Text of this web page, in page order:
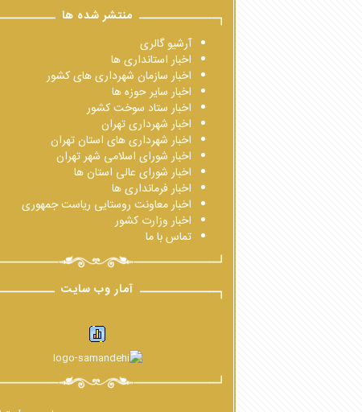
منتشر شده ها
آرشیو گالری
اخبار استانداری ها
اخبار سازمان شهرداری های کشور
اخبار سایر حوزه ها
اخبار ستاد سوخت کشور
اخبار شهرداری تهران
اخبار شهرداری های استان تهران
اخبار شورای اسلامی شهر تهران
اخبار شورای عالی استان ها
اخبار فرمانداری ها
اخبار معاونت روستایی ریاست جمهوری
اخبار وزارت کشور
تماس با ما
آمار وب سایت